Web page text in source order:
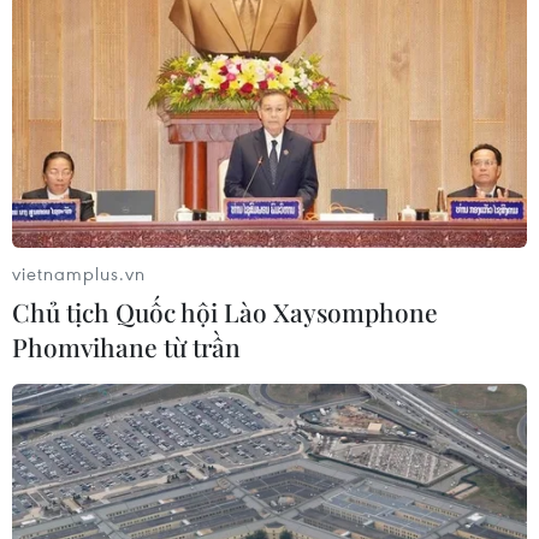
Cộng hòa Dân chủ Congo ghi nhận
hơn 300 trẻ em tử vong do Ebola
08/08/2026 15:21
Đà Nẵng: Hỗ trợ 700 triệu đồng cho
đồng bào nghèo xã Hùng Sơn
08/08/2026 09:58
Vùng 3 Hải quân cứu thành công 1
nạn nhân bị sóng cuốn tại Mũi Nghê
08/08/2026 08:43
vietnamplus.vn
Chủ tịch Quốc hội Lào Xaysomphone
Phomvihane từ trần